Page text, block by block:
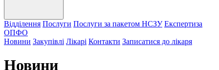
Відділення Послуги Послуги за пакетом НСЗУ Експертиза
ОПФО
Новини Закупівлі Лікарі Контакти Записатися до лікаря
Новини